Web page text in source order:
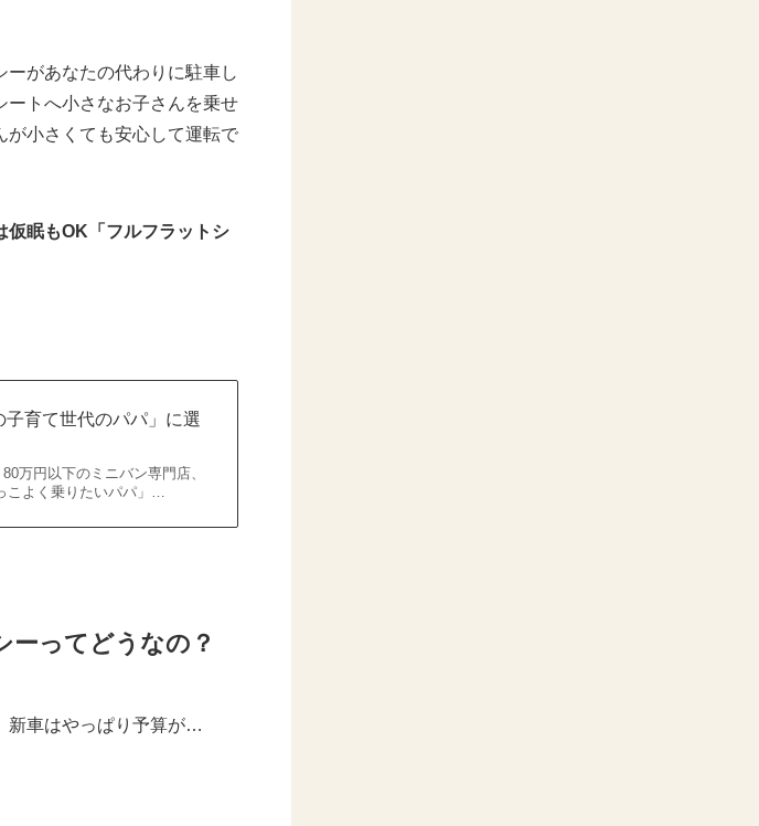
ーがあなたの代わりに駐車し
ートへ小さなお子さんを乗せ
が小さくても安心して運転で
仮眠もOK「フルフラットシ
育て世代のパパ」に選
万円以下のミニバン専門店、
こよく乗りたいパパ」…
ーってどうなの？
新車はやっぱり予算が…